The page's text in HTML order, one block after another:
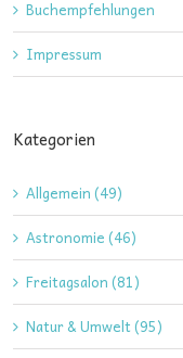
Buchempfehlungen
Impressum
Kategorien
Allgemein (49)
Astronomie (46)
Freitagsalon (81)
Natur & Umwelt (95)